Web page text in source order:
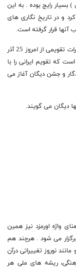
) بسیار رایج بوده . به این
و در تاریخ نگاری های
آنها قرار گرفته است.
دیگان آغاز جشن های ماه دی است که به دلیل تغییرات تقویمی از امروز 25 آذر
که تقویم ایرانی را با
و جشن دیگان آغاز می
واژه اورمزد نیز همین
می شود . هرچند هم
نوروز تغییراتی درآن
ریشه های ملی هر